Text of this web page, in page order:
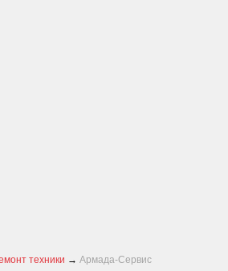
техники → Армада-Сервис